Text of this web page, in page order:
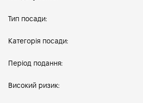
Тип посади:
Категорія посади:
Період подання:
Високий ризик: